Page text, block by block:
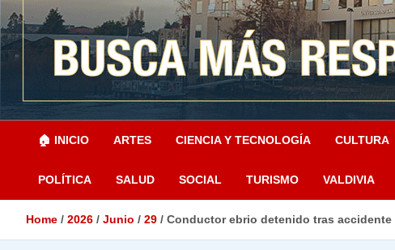
🏠 INICIO ARTES CIENCIA Y TECNOLOGÍA CULTURA
POLÍTICA SALUD SOCIAL TURISMO VALDIVIA
Home 2026 Junio 29 Conductor ebrio detenido tras